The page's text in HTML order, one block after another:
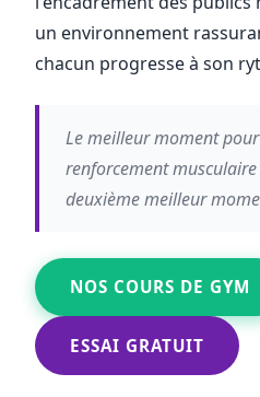
un environnement
chacun progresse à son
Le meilleur moment
renforcement
deuxième meilleur
NOS COURS DE GYM
ESSAI GRATUIT